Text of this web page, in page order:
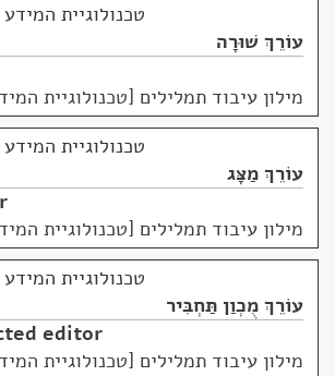
טכנולוגיית המידע
עוֹרֵךְ שׁוּרָה
מילון עיבוד תמלילים [טכנולוגיית
טכנולוגיית המידע
עוֹרֵךְ מַצָּג
מילון עיבוד תמלילים [טכנולוגיית
טכנולוגיית המידע
עוֹרֵךְ מֻכְוַן תַּחְבִּיר
editor
מילון עיבוד תמלילים [טכנולוגיית